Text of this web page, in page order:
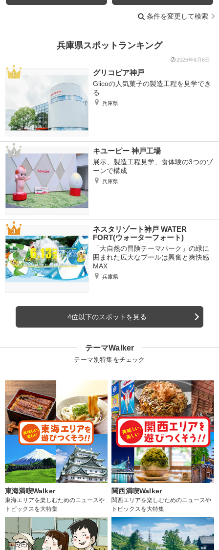
条件を変更して検索
兵庫県スポットランキング
2026年8月6日
グリコピア神戸
Glicoの人気菓子の製造工程を見学でき
る
兵庫県
キユーピー 神戸工場
展示、製造工程見学、食体験の3つのゾ
ーンで構成
兵庫県
ネスタリゾート神戸 WATER
FORT(ウォーターフォート)
「大自然の冒険テーマパーク」の緑に
囲まれた広大なプールは興奮と爽快感
MAX
兵庫県
4位以下のスポットを見る
テーマWalker
テーマ別特集をチェック
東海満喫Walker
東海エリアを楽しむためのニュースや
トピックスを大特集
関西満喫Walker
関西エリアを楽しむためのニュースや
トピックスを大特集